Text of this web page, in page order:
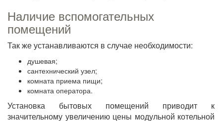
Наличие вспомогательных
помещений
Так же устанавливаются в случае необходимости:
душевая;
сантехнический узел;
комната приема пищи;
комната оператора.
Установка бытовых помещений приводит к
значительному увеличению цены модульной котельной